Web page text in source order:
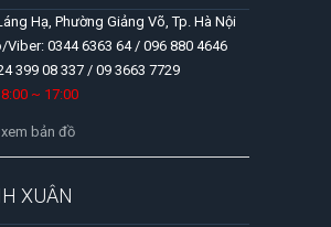
Hạ, Phường Giảng Võ, Tp. Hà Nội
0344 6363 64 / 096 880 4646
399 08 337 / 09 3663 7729
~ 17:00
bản đồ
XUÂN